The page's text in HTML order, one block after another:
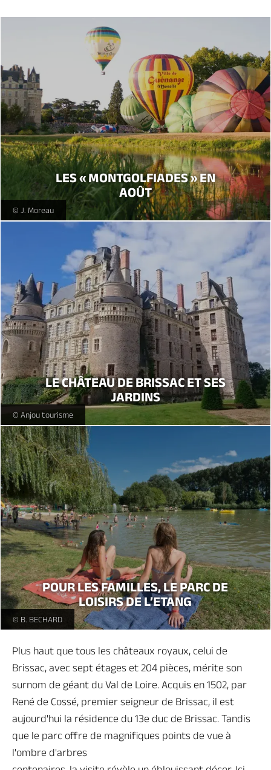
Montgolfiades Brissac -
© J. Moreau
LES « MONTGOLFIADES » EN
AOÛT
Château de Brissac -
© Anjou tourisme
LE CHÂTEAU DE BRISSAC ET SES
JARDINS
Parc de l'étang Brissac -
© B. BECHARD
POUR LES FAMILLES, LE PARC DE
LOISIRS DE L’ETANG
Plus haut que tous les châteaux royaux, celui de
Brissac, avec sept étages et 204 pièces, mérite son
surnom de géant du Val de Loire. Acquis en 1502, par
René de Cossé, premier seigneur de Brissac, il est
aujourd'hui la résidence du 13e duc de Brissac. Tandis
que le parc offre de magnifiques points de vue à
l'ombre d'arbres